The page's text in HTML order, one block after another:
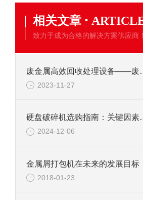
相关文章 ·
致力于成为合格的解决方案供应商！
废金属高效
2023-11-27
硬盘破碎
2024-12-06
金属屑打包机在未来的发展目标
2018-01-23